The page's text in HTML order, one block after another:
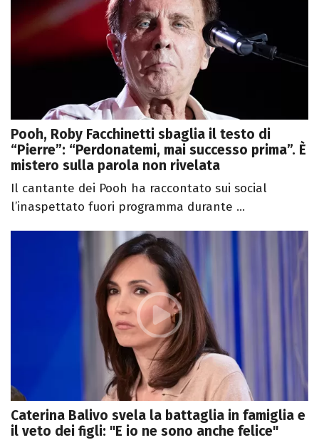
Pooh, Roby Facchinetti sbaglia il testo di
“Pierre”: “Perdonatemi, mai successo prima”. È
mistero sulla parola non rivelata
Il cantante dei Pooh ha raccontato sui social
l’inaspettato fuori programma durante ...
Caterina Balivo svela la battaglia in famiglia e
il veto dei figli: "E io ne sono anche felice"